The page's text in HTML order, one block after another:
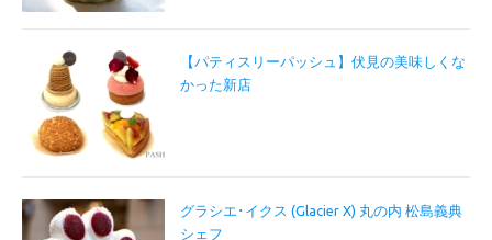
【パティスリーパッシュ】伏見の美味しくな
かった新店
グラシエ･イクス (Glacier X) 丸の内 松島義典
シェフ